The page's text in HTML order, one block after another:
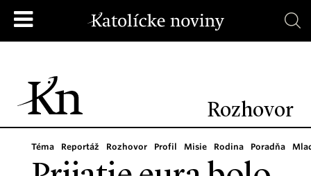
Rozhovor
Téma Reportáž Rozhovor Profil Misie Rodina Poradňa